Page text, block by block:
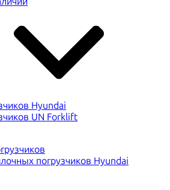
Hyundai
UN Forklift
погрузчиков Hyundai